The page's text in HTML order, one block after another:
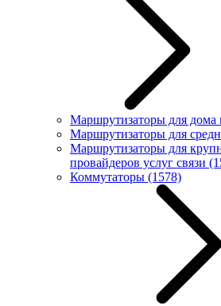
Маршрутизаторы для дома
Маршрутизаторы для
Маршрутизаторы для
провайдеров услуг связи
Коммутаторы (1578)